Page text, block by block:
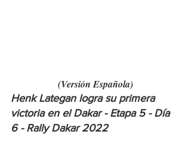
(Versión Española)
Henk Lategan logra su primera
victoria en el Dakar - Etapa 5 - Día
6 - Rally Dakar 2022